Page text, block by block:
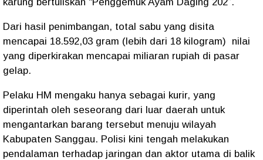
Dari hasil penimbangan, total sabu yang disita
mencapai 18.592,03 gram (lebih dari 18 kilogram) nilai
yang diperkirakan mencapai miliaran rupiah di pasar
gelap.
Pelaku HM mengaku hanya sebagai kurir, yang
diperintah oleh seseorang dari luar daerah untuk
mengantarkan barang tersebut menuju wilayah
Kabupaten Sanggau. Polisi kini tengah melakukan
pendalaman terhadap jaringan dan aktor utama di balik